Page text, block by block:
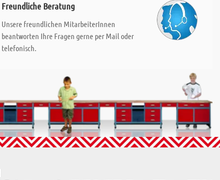
Freundliche Beratung
Unsere freundlichen MitarbeiterInnen
beantworten Ihre Fragen gerne per Mail oder
telefonisch.